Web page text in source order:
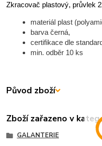
Zkracovač plastový, průvlek
materiál plast
barva černá,
certifikace dle
min. odběr 10 ks
Původ zboží
Zboží zařazeno v
GALANTERIE